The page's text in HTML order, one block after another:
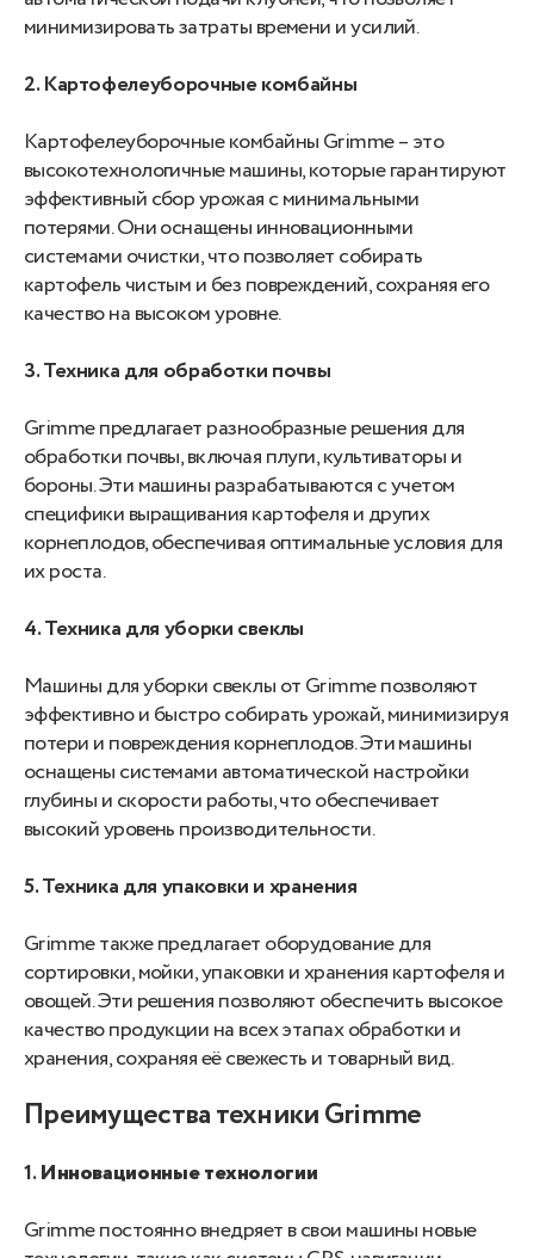
минимизировать затраты времени и усилий.
2. Картофелеуборочные комбайны
Картофелеуборочные комбайны Grimme – это
высокотехнологичные машины, которые гарантируют
эффективный сбор урожая с минимальными
потерями. Они оснащены инновационными
системами очистки, что позволяет собирать
картофель чистым и без повреждений, сохраняя его
качество на высоком уровне.
3. Техника для обработки почвы
Grimme предлагает разнообразные решения для
обработки почвы, включая плуги, культиваторы и
бороны. Эти машины разрабатываются с учетом
специфики выращивания картофеля и других
корнеплодов, обеспечивая оптимальные условия для
их роста.
4. Техника для уборки свеклы
Машины для уборки свеклы от Grimme позволяют
эффективно и быстро собирать урожай, минимизируя
потери и повреждения корнеплодов. Эти машины
оснащены системами автоматической настройки
глубины и скорости работы, что обеспечивает
высокий уровень производительности.
5. Техника для упаковки и хранения
Grimme также предлагает оборудование для
сортировки, мойки, упаковки и хранения картофеля и
овощей. Эти решения позволяют обеспечить высокое
качество продукции на всех этапах обработки и
хранения, сохраняя её свежесть и товарный вид.
Преимущества техники Grimme
1.Инновационные технологии
Grimme постоянно внедряет в свои машины новые